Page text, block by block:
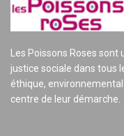
Les Poissons Roses
justice sociale dans tous
éthique,
centre de leur démarche.